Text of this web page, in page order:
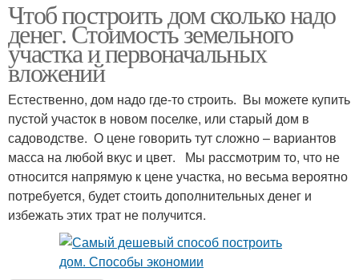
Чтоб построить дом сколько надо
денег. Стоимость земельного
участка и первоначальных
вложений
Естественно, дом надо где-то строить. Вы можете купить
пустой участок в новом поселке, или старый дом в
садоводстве. О цене говорить тут сложно – вариантов
масса на любой вкус и цвет. Мы рассмотрим то, что не
относится напрямую к цене участка, но весьма вероятно
потребуется, будет стоить дополнительных денег и
избежать этих трат не получится.